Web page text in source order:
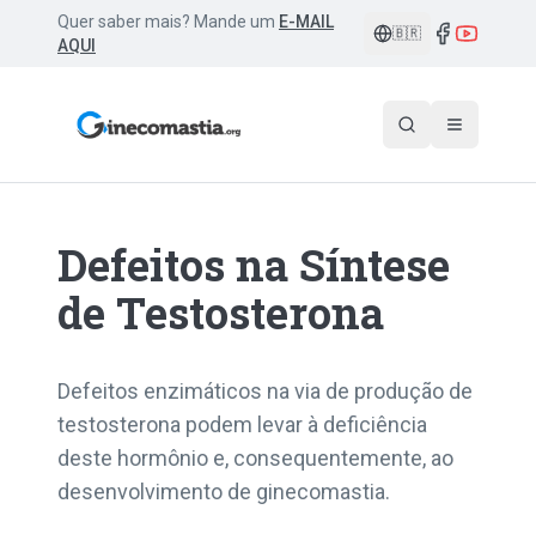
Quer saber mais? Mande um E-MAIL
AQUI
🇧🇷
Defeitos na Síntese
de Testosterona
Defeitos enzimáticos na via de produção de
testosterona podem levar à deficiência
deste hormônio e, consequentemente, ao
desenvolvimento de ginecomastia.